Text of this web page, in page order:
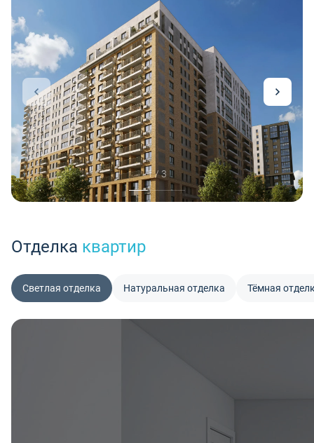
1 / 3
Отделка квартир
Светлая отделка Натуральная отделка Тёмная